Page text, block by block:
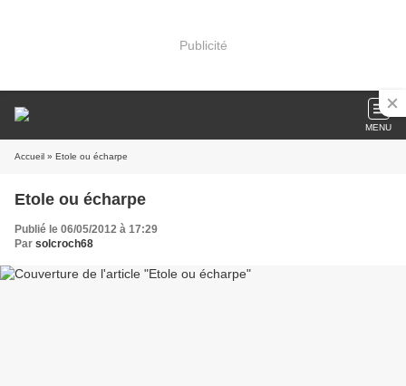
Publicité
MENU
Accueil » Etole ou écharpe
Etole ou écharpe
Publié le 06/05/2012 à 17:29
Par solcroch68